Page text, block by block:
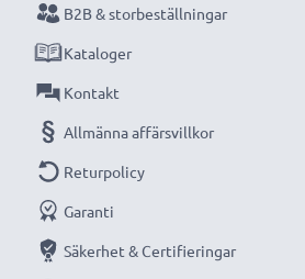
B2B & storbeställningar
Kataloger
Kontakt
Allmänna affärsvillkor
Returpolicy
Garanti
Säkerhet & Certifieringar